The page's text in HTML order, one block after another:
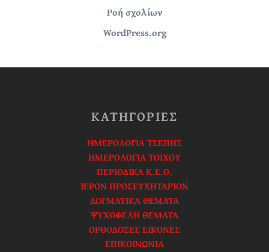
Ροή σχολίων
WordPress.org
ΚΑΤΗΓΟΡΙΕΣ
ΗΜΕΡΟΛΟΓΙΑ ΤΣΕΠΗΣ
ΗΜΕΡΟΛΟΓΙΑ ΤΟΙΧΟΥ
ΠΕΡΙΟΔΙΚΑ Κ.Ε.Ο.
ΙΕΡΟΝ ΠΡΟΣΕΥΧΗΤΑΡΙΟΝ
ΔΟΓΜΑΤΙΚΑ ΘΕΜΑΤΑ
ΨΥΧΟΦΕΛΗ ΘΕΜΑΤΑ
ΟΡΘΟΔΟΞΕΣ ΕΙΚΟΝΕΣ
ΕΠΙΚΟΙΝΩΝΙΑ